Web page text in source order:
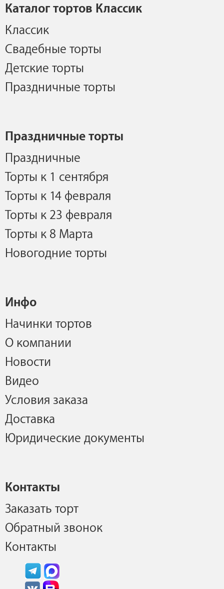
Каталог тортов Классик
Классик
Свадебные торты
Детские торты
Праздничные торты
Праздничные торты
Праздничные
Торты к 1 сентября
Торты к 14 февраля
Торты к 23 февраля
Торты к 8 Марта
Новогодние торты
Инфо
Начинки тортов
О компании
Новости
Видео
Условия заказа
Доставка
Юридические документы
Контакты
Заказать торт
Обратный звонок
Контакты